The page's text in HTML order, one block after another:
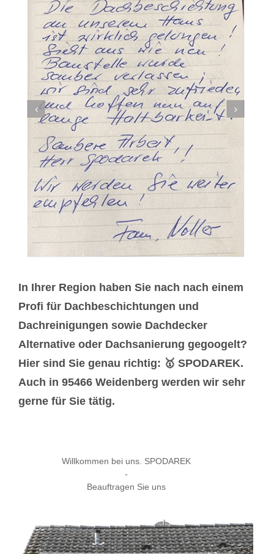
In Ihrer Region haben Sie nach nach einem
Profi für Dachbeschichtungen und
Dachreinigungen sowie Dachdecker
Alternative oder Dachsanierung gegoogelt?
Hier sind Sie genau richtig: 🥇 SPODAREK.
Auch in 95466 Weidenberg werden wir sehr
gerne für Sie tätig.
Willkommen bei uns. SPODAREK
-
Beauftragen Sie uns